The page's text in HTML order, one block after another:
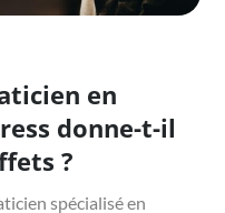
en
donne-t-il
?
spécialisé en